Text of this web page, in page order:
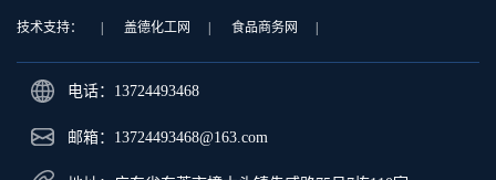
技术支持： | 盖德化工网 | 食品商务网 |
电话：13724493468
邮箱： 13724493468@163.com